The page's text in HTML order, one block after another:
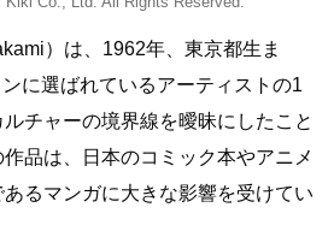
）は、1962年、東京都生ま
に選ばれているアーティストの1
チャーの境界線を曖昧にしたこと
品は、日本のコミック本やアニメ
るマンガに大きな影響を受けてい